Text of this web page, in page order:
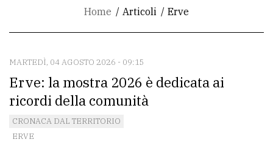
CONTATTI
La
redazione
Scrivici
Per
Home Articoli Erve
MARTEDÌ, 04 AGOSTO 2026 - 09:15
Erve: la mostra 2026 è dedicata ai
ricordi della comunità
CRONACA DAL TERRITORIO
ERVE